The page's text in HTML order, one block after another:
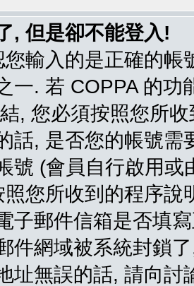
, 但是卻不能登入!
輸入的是正確的
一. 若 COPPA 的
, 您必須按照您所
話, 是否您的帳號
號 (會員自行啟用
您所收到的程序
子郵件信箱是否填
件網域被系統封鎖
址無誤的話, 請向